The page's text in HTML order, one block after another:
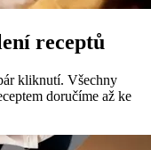
receptů
kliknutí. Všechny
doručíme až ke